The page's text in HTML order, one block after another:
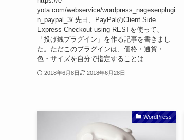
yota.com/webservice/wordpress_nagesenplugi
n_paypal_3/ 先日、PayPalのClient Side
Express Checkout using RESTを使って、
「投げ銭プラグイン」を作る記事を書きまし
た。ただこのプラグインは、価格・通貨・
色・サイズを自分で指定することは...
2018年6月8日 2018年6月28日
WordPress